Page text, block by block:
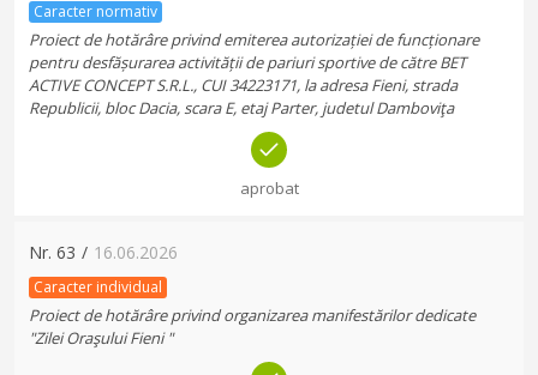
Caracter normativ
Proiect de hotărâre privind emiterea autorizației de funcționare
pentru desfășurarea activității de pariuri sportive de către BET
ACTIVE CONCEPT S.R.L., CUI 34223171, la adresa Fieni, strada
Republicii, bloc Dacia, scara E, etaj Parter, judetul Damboviţa
aprobat
Nr. 63 / 16.06.2026
Caracter individual
Proiect de hotărâre privind organizarea manifestărilor dedicate
"Zilei Oraşului Fieni "